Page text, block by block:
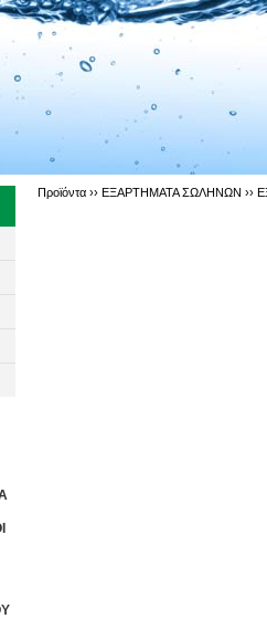
Προϊόντα ›› ΕΞΑΡΤΗΜΑΤΑ ΣΩΛΗΝΩΝ ››